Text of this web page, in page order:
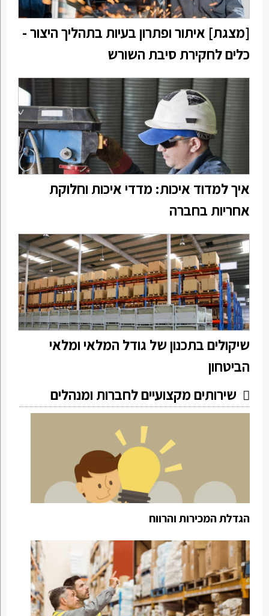
[מצגת] איתור ופתרון בעיות בתהליך היצור -
כלים לחקירת סיבת השורש
איך למדוד איכות: מדדי איכות וחלוקת
אחריות בחברה
שיקולים בתכנון של גודל המלאי ומלאי
הביטחון
שירותים מקצועיים לחברות ומנהלים
הגדלת המכירות והרווח